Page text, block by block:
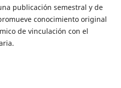
publicación semestral y de
conocimiento original
de vinculación con el